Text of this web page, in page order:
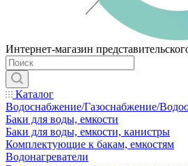
Интернет-магазин
Каталог
Водоснабжение/Газоснабжение/
Баки для воды, емкости
Баки для воды, емкости, канистры
Комплектующие к бакам, емкостям
Водонагреватели